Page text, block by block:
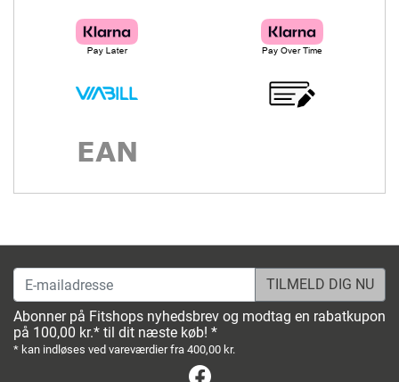
E-mailadresse
Abonner på Fitshops nyhedsbrev og modtag en rabatkupon
på 100,00 kr.* til dit næste køb! *
* kan indløses ved vareværdier fra 400,00 kr.